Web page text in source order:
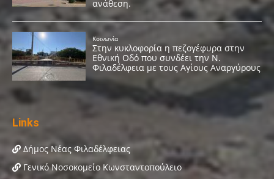
Links
Δήμος Νέας Φιλαδέλφειας
Γενικό Νοσοκομείο Κωνσταντοπούλειο